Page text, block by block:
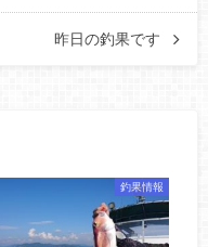
昨日の釣果です
釣果情報